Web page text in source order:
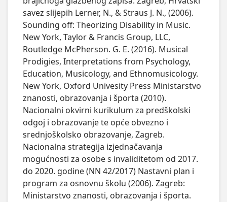
savez slijepih Lerner, N., & Straus J. N., (2006).
Sounding off: Theorizing Disability in Music.
New York, Taylor & Francis Group, LLC,
Routledge McPherson. G. E. (2016). Musical
Prodigies, Interpretations from Psychology,
Education, Musicology, and Ethnomusicology.
New York, Oxford Univesity Press Ministarstvo
znanosti, obrazovanja i športa (2010).
Nacionalni okvirni kurikulum za predškolski
odgoj i obrazovanje te opće obvezno i
srednjoškolsko obrazovanje, Zagreb.
Nacionalna strategija izjednačavanja
mogućnosti za osobe s invaliditetom od 2017.
do 2020. godine (NN 42/2017) Nastavni plan i
program za osnovnu školu (2006). Zagreb:
Ministarstvo znanosti, obrazovanja i športa.